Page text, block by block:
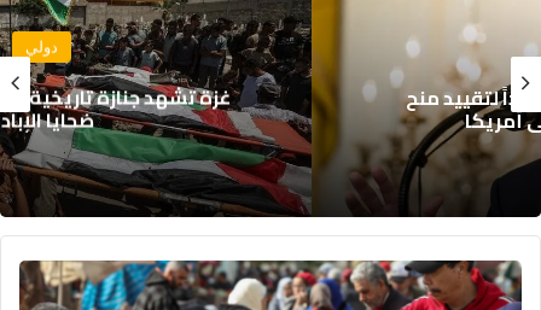
دولي
غزة تشهد جنازة تاريخية: تشييع رفات 112 من
ضحايا الإبادة
المندوبية
السامية